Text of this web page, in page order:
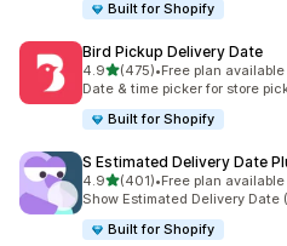
Built for Shopify
Bird Pickup Delivery Date
4.95つ星中
(475)
合計レビュー数：475件
•Free plan available
Date & time picker for store
Built for Shopify
S Estimated Delivery Date
4.95つ星中
(401)
合計レビュー数：401件
•Free plan available
Show Estimated Delivery Date
Built for Shopify